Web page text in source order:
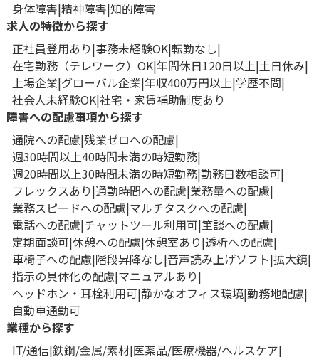
身体障害 精神障害 知的障害
求人の特徴から探す
正社員登用あり 事務未経験OK 転勤なし
在宅勤務（テレワーク）OK 年間休日120日以上 土日休み
上場企業 グローバル企業 年収400万円以上 学歴不問
社会人未経験OK 社宅・家賃補助制度あり
障害への配慮事項から探す
通院への配慮 残業ゼロへの配慮
週30時間以上40時間未満の時短勤務
週20時間以上30時間未満の時短勤務 勤務日数相談可
フレックスあり 通勤時間への配慮 業務量への配慮
業務スピードへの配慮 マルチタスクへの配慮
電話への配慮 チャットツール利用可 筆談への配慮
定期面談可 休憩への配慮 休憩室あり 透析への配慮
車椅子への配慮 階段昇降なし 音声読み上げソフト 拡大鏡
指示の具体化の配慮 マニュアルあり
ヘッドホン・耳栓利用可 静かなオフィス環境 勤務地配慮
自動車通勤可
業種から探す
IT/通信 鉄鋼/金属/素材 医薬品/医療機器/ヘルスケア